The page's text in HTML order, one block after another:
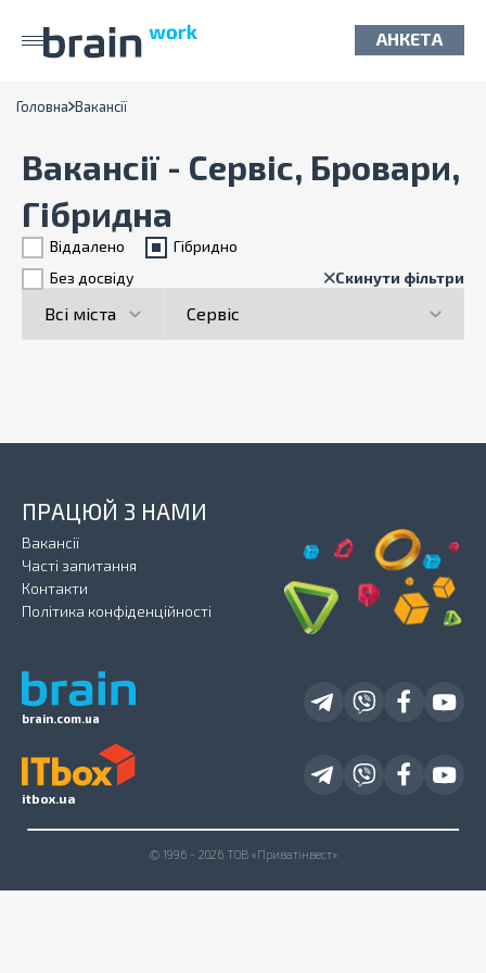
АНКЕТА
Головна Вакансії
Вакансії - Сервіс, Бровари,
Гібридна
Віддалено
Гiбридно
Без досвіду
Скинути фільтри
brain.com.ua
ПРАЦЮЙ З НАМИ
Вакансії
Часті запитання
Контакти
Політика конфіденційності
itbox.ua
© 1996 - 2026 ТОВ «Приватінвест»